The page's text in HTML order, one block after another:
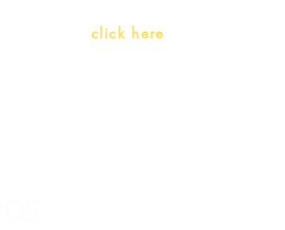
click here